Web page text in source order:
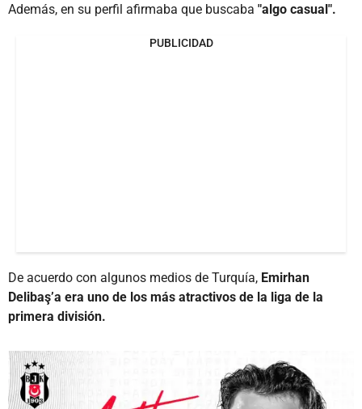
Además, en su perfil afirmaba que buscaba "algo casual".
PUBLICIDAD
De acuerdo con algunos medios de Turquía, Emirhan
Delibaş’a era uno de los más atractivos de la liga de la
primera división.